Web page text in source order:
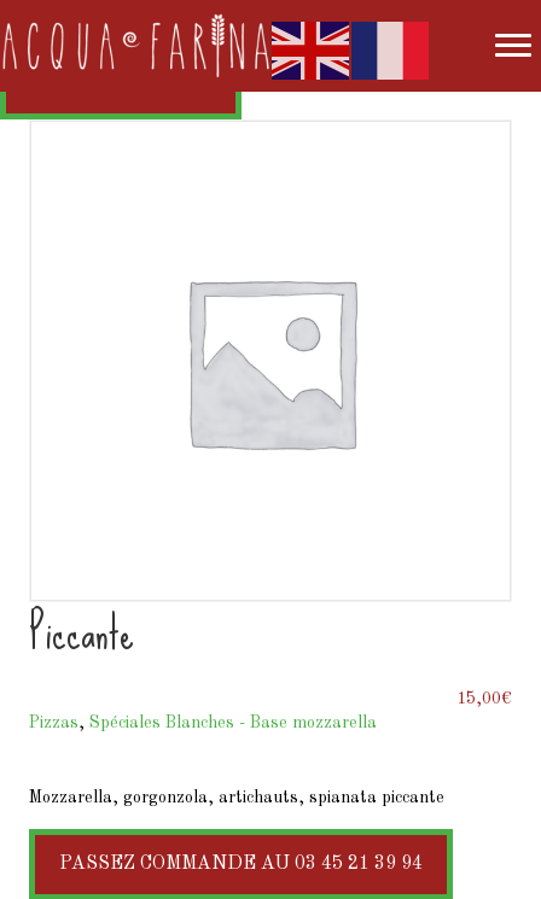
Piccante
15,00€
Pizzas, Spéciales Blanches - Base mozzarella
Mozzarella, gorgonzola, artichauts, spianata piccante
PASSEZ COMMANDE AU 03 45 21 39 94